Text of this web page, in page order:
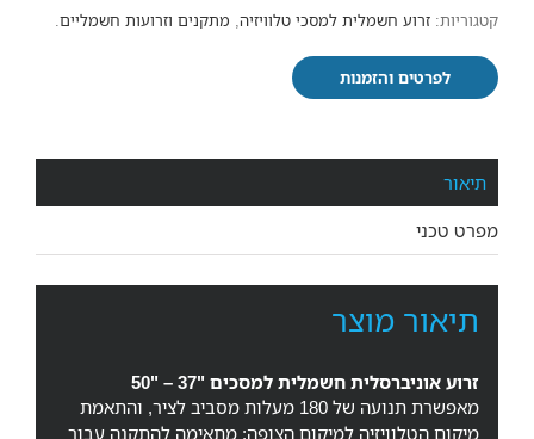
קטגוריות: זרוע חשמלית למסכי טלוויזיה, מתקנים וזרועות חשמליים.
לפרטים והזמנות
תיאור
מפרט טכני
תיאור מוצר
זרוע אוניברסלית חשמלית למסכים "37 – "50
מאפשרת תנועה של 180 מעלות מסביב לציר, והתאמת
מיקום הטלוויזיה למיקום הצופה; מתאימה להתקנה עבור